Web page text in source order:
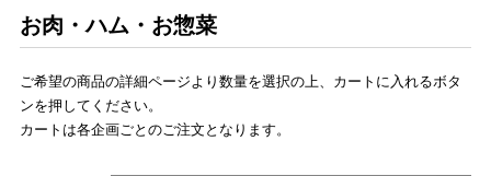
お肉・ハム・お惣菜
ご希望の商品の詳細ページより数量を選択の上、カートに入れるボタ
ンを押してください。
カートは各企画ごとのご注文となります。